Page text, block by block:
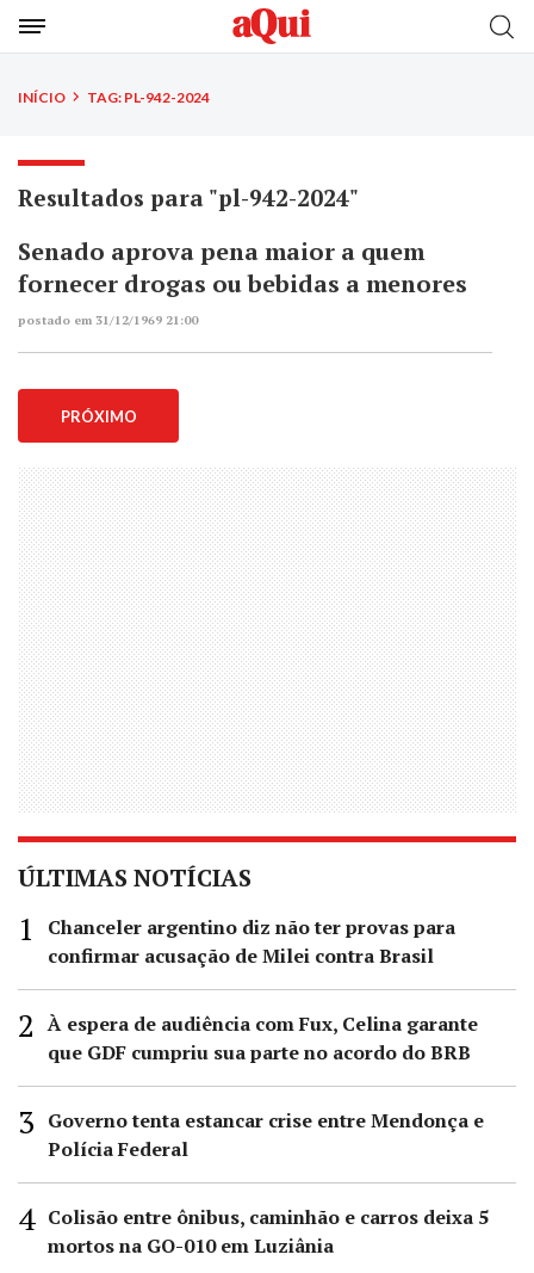
INÍCIO TAG: PL-942-2024
Resultados para "pl-942-2024"
Senado aprova pena maior a quem
fornecer drogas ou bebidas a menores
postado em 31/12/1969 21:00
PRÓXIMO
ÚLTIMAS NOTÍCIAS
Chanceler argentino diz não ter provas para
confirmar acusação de Milei contra Brasil
À espera de audiência com Fux, Celina garante
que GDF cumpriu sua parte no acordo do BRB
Governo tenta estancar crise entre Mendonça e
Polícia Federal
Colisão entre ônibus, caminhão e carros deixa 5
mortos na GO-010 em Luziânia